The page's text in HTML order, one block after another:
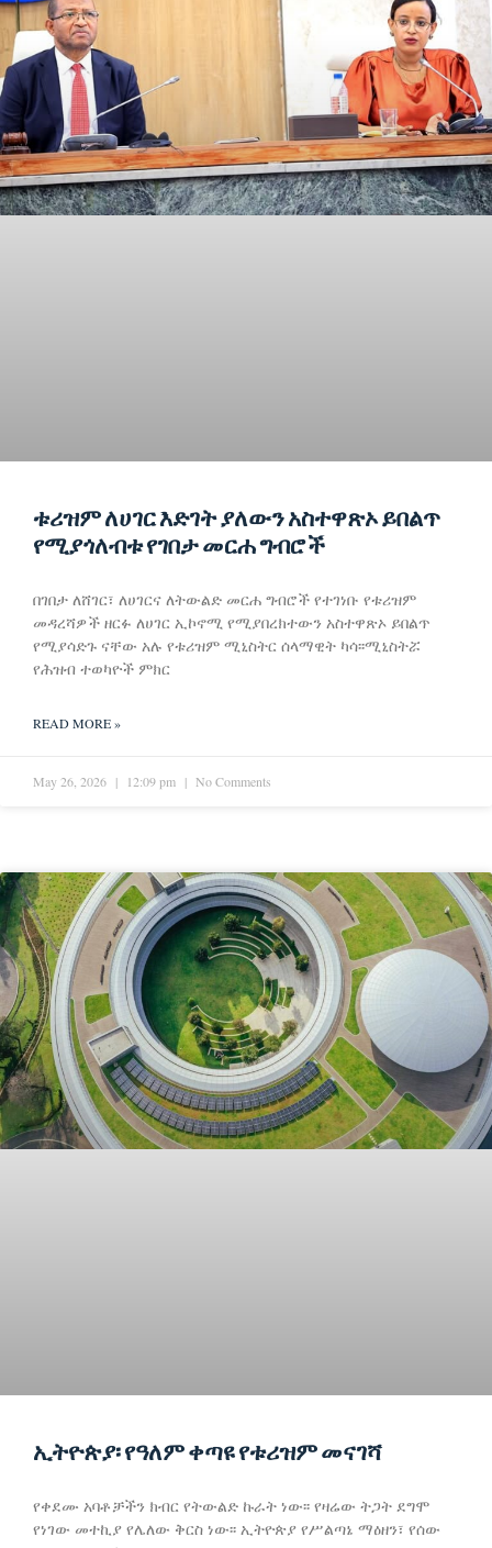
ቱሪዝም ለሀገር እድገት ያለውን አስተዋጽኦ ይበልጥ
የሚያጎለብቱ የገበታ መርሐ ግብሮች
በገበታ ለሸገር፣ ለሀገርና ለትውልድ መርሐ ግብሮች የተገነቡ የቱሪዝም
መዳረሻዎች ዘርፉ ለሀገር ኢኮኖሚ የሚያበረክተውን አስተዋጽኦ ይበልጥ
የሚያሳድጉ ናቸው አሉ የቱሪዝም ሚኒስትር ሰላማዊት ካሳ፡፡ሚኒስትሯ
የሕዝብ ተወካዮች ምክር
READ MORE »
May 26, 2026 12:09 pm No Comments
ኢትዮጵያ፡ የዓለም ቀጣዩ የቱሪዝም መናገሻ
የቀደሙ አባቶቻችን ክብር የትውልድ ኩራት ነው፡፡ የዛሬው ትጋት ደግሞ
የነገው መተኪያ የሌለው ቅርስ ነው፡፡ ኢትዮጵያ የሥልጣኔ ማዕዘን፣ የሰው